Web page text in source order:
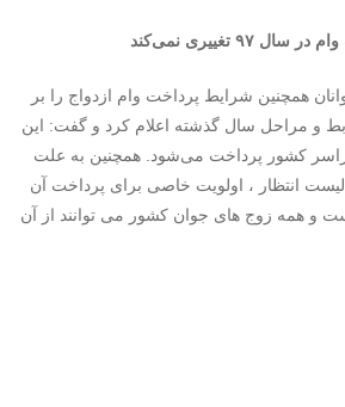
تغییری نمی‌کند
همچنین شرایط پرداخت وام ازدواج را بر
و مراحل سال گذشته اعلام کرد و گفت: این
کشور پرداخت می‌شود. همچنین به علت
انتظار ، اولویت خاصی برای پرداخت آن
و همه زوج های جوان کشور می توانند از آن